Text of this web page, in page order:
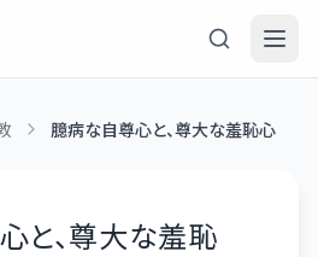
臆病な自尊心と、尊大な羞恥心
と、尊大な羞恥